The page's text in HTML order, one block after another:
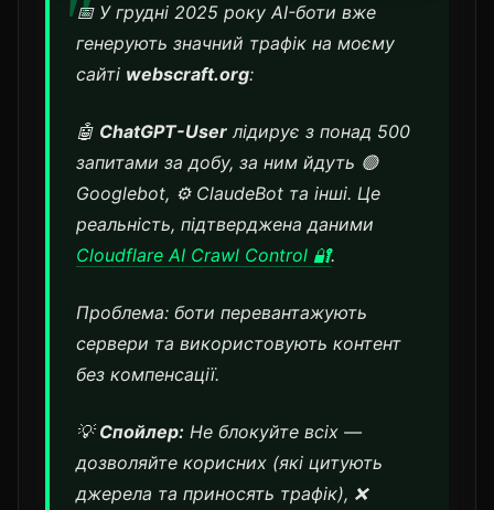
📅 У грудні 2025 року AI-боти вже
генерують значний трафік на моєму
сайті webscraft.org:
🤖 ChatGPT-User лідирує з понад 500
запитами за добу, за ним йдуть 🟢
Googlebot, ⚙️ ClaudeBot та інші. Це
реальність, підтверджена даними
Cloudflare AI Crawl Control 🔐.
Проблема: боти перевантажують
сервери та використовують контент
без компенсації.
💡Спойлер: Не блокуйте всіх —
дозволяйте корисних (які цитують
джерела та приносять трафік), ❌